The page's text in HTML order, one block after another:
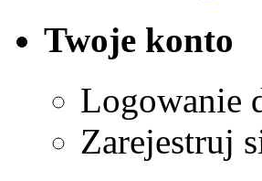
Twoje konto
Logowanie
Zarejestruj